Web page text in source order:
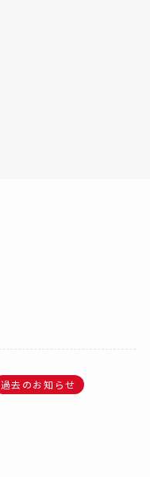
過去のお知らせ